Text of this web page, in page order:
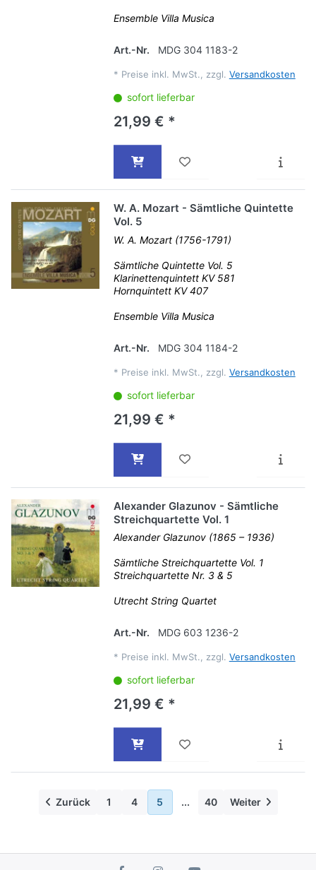
Ensemble Villa Musica
Art.-Nr. MDG 304 1183-2
* Preise inkl. MwSt., zzgl. Versandkosten
sofort lieferbar
21,99 € *
W. A. Mozart - Sämtliche Quintette
Vol. 5
W. A. Mozart (1756-1791)
Sämtliche Quintette Vol. 5
Klarinettenquintett KV 581
Hornquintett KV 407
Ensemble Villa Musica
Art.-Nr. MDG 304 1184-2
* Preise inkl. MwSt., zzgl. Versandkosten
sofort lieferbar
21,99 € *
Alexander Glazunov - Sämtliche
Streichquartette Vol. 1
Alexander Glazunov (1865 – 1936)
Sämtliche Streichquartette Vol. 1
Streichquartette Nr. 3 & 5
Utrecht String Quartet
Art.-Nr. MDG 603 1236-2
* Preise inkl. MwSt., zzgl. Versandkosten
sofort lieferbar
21,99 € *
Zurück 1 4 5 ... 40 Weiter